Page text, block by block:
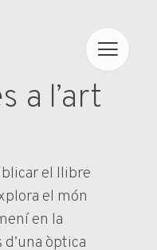
a l’art
el llibre
el món
en la
òptica